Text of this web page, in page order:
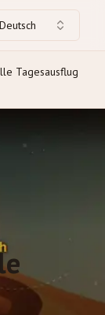
Deutsch
Tagesausflug